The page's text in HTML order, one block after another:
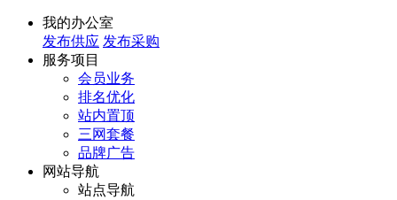
我的办公室
发布供应 发布采购
服务项目
会员业务
排名优化
站内置顶
三网套餐
品牌广告
网站导航
站点导航